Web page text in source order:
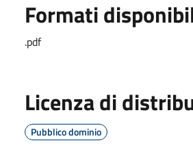
Formati
.pdf
Licenza di
Pubblico dominio